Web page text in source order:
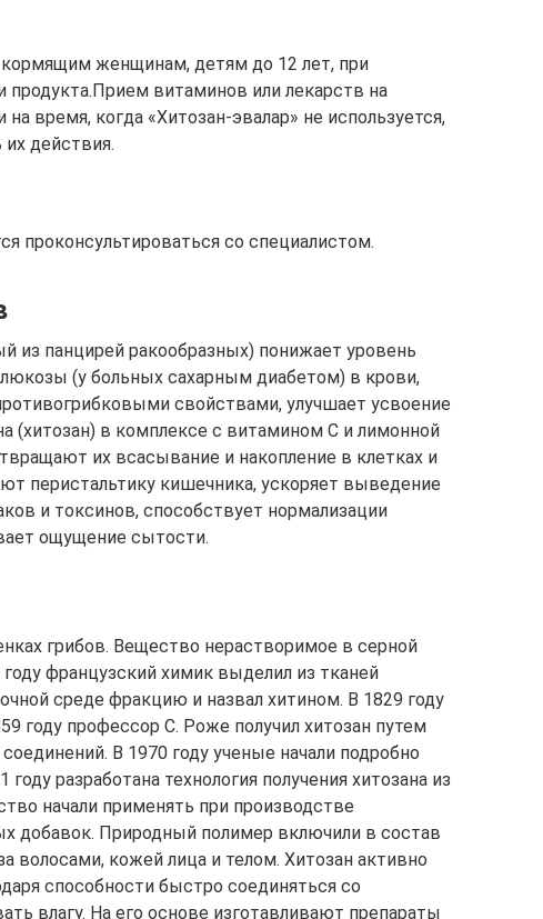
женщинам, детям до 12 лет, при
продукта.Прием витаминов или лекарств на
время, когда «Хитозан-эвалар» не используется,
действия.
проконсультироваться со специалистом.
из панцирей ракообразных) понижает уровень
(у больных сахарным диабетом) в крови,
свойствами, улучшает усвоение
(хитозан) в комплексе с витамином С и лимонной
их всасывание и накопление в клетках и
перистальтику кишечника, ускоряет выведение
и токсинов, способствует нормализации
ощущение сытости.
грибов. Вещество нерастворимое в серной
французский химик выделил из тканей
среде фракцию и назвал хитином. В 1829 году
году профессор С. Роже получил хитозан путем
В 1970 году ученые начали подробно
разработана технология получения хитозана из
начали применять при производстве
добавок. Природный полимер включили в состав
волосами, кожей лица и телом. Хитозан активно
способности быстро соединяться со
влагу. На его основе изготавливают препараты